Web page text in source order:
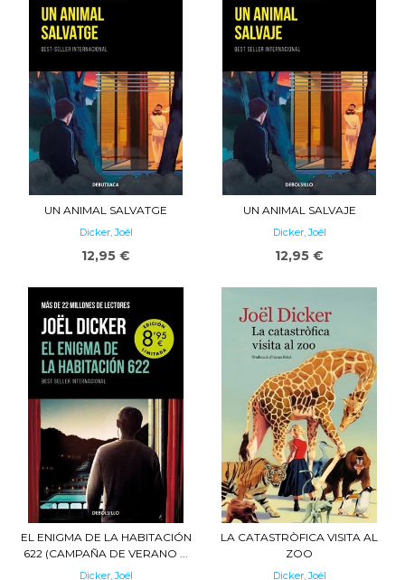
UN ANIMAL SALVATGE
Dicker, Joël
12,95 €
UN ANIMAL SALVAJE
Dicker, Joël
12,95 €
EL ENIGMA DE LA HABITACIÓN
622 (CAMPAÑA DE VERANO ...
Dicker, Joël
LA CATASTRÒFICA VISITA AL
ZOO
Dicker, Joël